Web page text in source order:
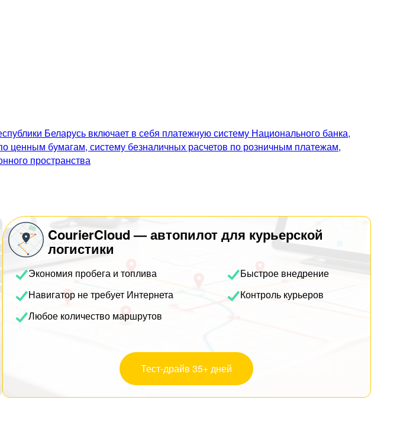
Беларусь включает в себя платежную систему Национального банка,
ценным бумагам, систему безналичных расчетов по розничным платежам,
пространства
CourierCloud — автопилот для курьерской
логистики
Экономия пробега и топлива
Быстрое внедрение
Навигатор не требует Интернета
Контроль курьеров
Любое количество маршрутов
Тест-драйв 35+ дней